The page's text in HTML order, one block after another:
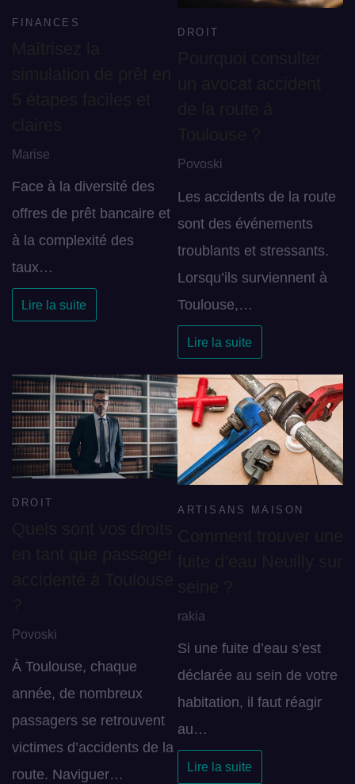
FINANCES
Marise
Face à la diversité des
offres de prêt bancaire et
à la complexité des
taux…
Lire la suite
DROIT
Povoski
Les accidents de la route
sont des événements
troublants et stressants.
Lorsqu’ils surviennent à
Toulouse,…
Lire la suite
DROIT
Povoski
À Toulouse, chaque
année, de nombreux
passagers se retrouvent
victimes d’accidents de la
route. Naviguer…
ARTISANS MAISON
rakia
Si une fuite d’eau s’est
déclarée au sein de votre
habitation, il faut réagir
au…
Lire la suite